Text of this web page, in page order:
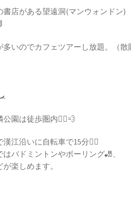
書店がある望遠洞(マンウォンドン)
いのでカフェツアーし放題。（散財
園は徒歩圏内🚶‍♀️💨
江沿いに自転車で15分🚴‍♀️
バドミントンやボーリング🎳、
楽しめます。